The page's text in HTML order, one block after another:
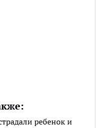
ребенок и